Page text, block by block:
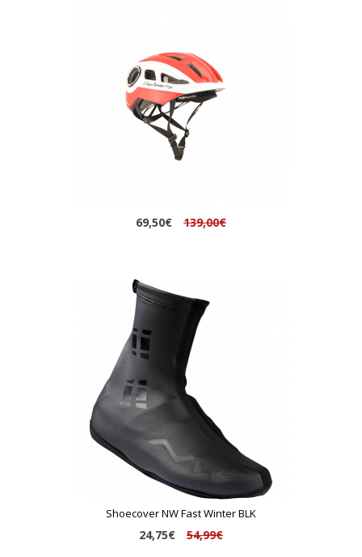
69,50€ 139,00€
Shoecover NW Fast Winter BLK
24,75€ 54,99€